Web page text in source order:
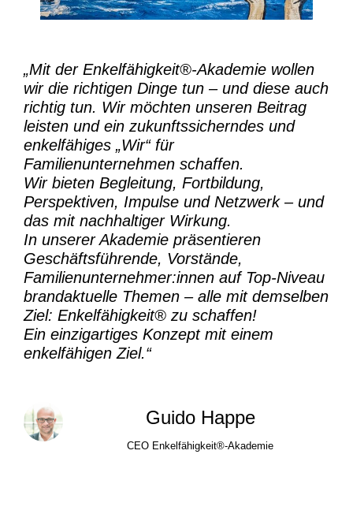
„Mit der Enkelfähigkeit®-Akademiewollen
wir die richtigen Dinge tun – und diese auch
richtig tun. Wir möchten unseren Beitrag
leisten und ein zukunftssicherndes und
enkelfähiges „Wir“ für
Familienunternehmen schaffen.
Wir bieten Begleitung, Fortbildung,
Perspektiven, Impulse und Netzwerk – und
das mit nachhaltiger Wirkung.
In unserer Akademie präsentieren
Geschäftsführende, Vorstände,
Familienunternehmer:innen auf Top-Niveau
brandaktuelle Themen – alle mit demselben
Ziel: Enkelfähigkeit® zu schaffen!
Ein einzigartiges Konzept mit einem
enkelfähigen Ziel.“
Guido Happe
CEO Enkelfähigkeit®-Akademie